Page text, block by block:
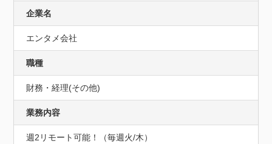
企業名
エンタメ会社
職種
財務・経理(その他)
業務内容
週2リモート可能！（毎週火/木）